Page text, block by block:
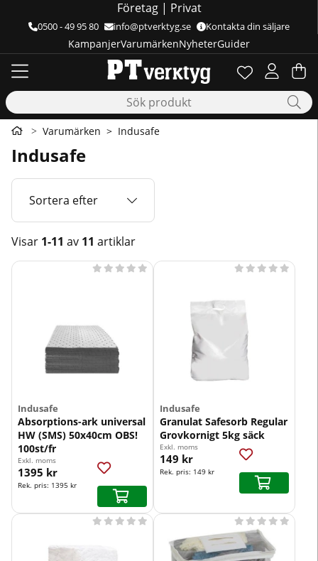
Företag| Privat
0500 - 49 95 80 info@ptverktyg.se Kontakta din säljare
Önskelista
Antal i
. .
KampanjerVarumärkenNyheterGuider
Varumärken Indusafe
Indusafe
Sortera efter
Visar 1-11 av 11 artiklar
Produkter
Indusafe
Absorptions-ark universal
HW (SMS) 50x40cm OBS!
100st/fr
    
Exkl. moms
1395 kr
Rek. pris: 1395 kr
Indusafe
Granulat Safesorb Regular
Grovkornigt 5kg säck
    
Exkl. moms
149 kr
Rek. pris: 149 kr
         